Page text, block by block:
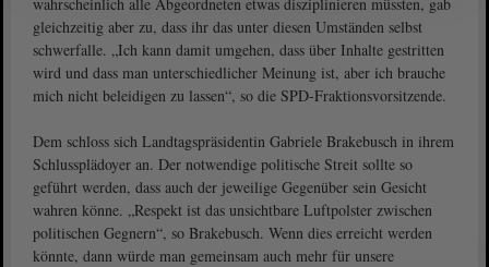
gleichzeitig aber zu, dass ihr das unter diesen Umständen selbst
schwerfalle. „Ich kann damit umgehen, dass über Inhalte gestritten
wird und dass man unterschiedlicher Meinung ist, aber ich brauche
mich nicht beleidigen zu lassen“, so die SPD-Fraktionsvorsitzende.
Dem schloss sich Landtagspräsidentin Gabriele Brakebusch in ihrem
Schlussplädoyer an. Der notwendige politische Streit sollte so
geführt werden, dass auch der jeweilige Gegenüber sein Gesicht
wahren könne. „Respekt ist das unsichtbare Luftpolster zwischen
politischen Gegnern“, so Brakebusch. Wenn dies erreicht werden
könnte, dann würde man gemeinsam auch mehr für unsere